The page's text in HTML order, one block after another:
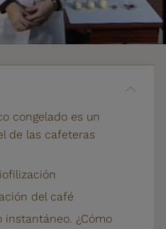
congelado es un
de las cafeteras
del café
instantáneo. ¿Cómo